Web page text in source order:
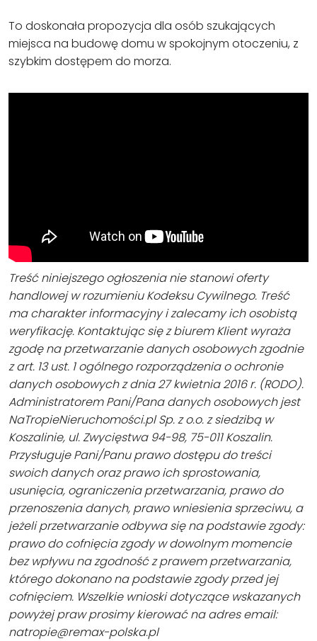
To doskonała propozycja dla osób szukających
miejsca na budowę domu w spokojnym otoczeniu, z
szybkim dostępem do morza.
Treść niniejszego ogłoszenia nie stanowi oferty
handlowej w rozumieniu Kodeksu Cywilnego. Treść
ma charakter informacyjny i zalecamy ich osobistą
weryfikację. Kontaktując się z biurem Klient wyraża
zgodę na przetwarzanie danych osobowych zgodnie
z art. 13 ust. 1 ogólnego rozporządzenia o ochronie
danych osobowych z dnia 27 kwietnia 2016 r. (RODO).
Administratorem Pani/Pana danych osobowych jest
NaTropieNieruchomości.pl Sp. z o.o. z siedzibą w
Koszalinie, ul. Zwycięstwa 94-98, 75-011 Koszalin.
Przysługuje Pani/Panu prawo dostępu do treści
swoich danych oraz prawo ich sprostowania,
usunięcia, ograniczenia przetwarzania, prawo do
przenoszenia danych, prawo wniesienia sprzeciwu, a
jeżeli przetwarzanie odbywa się na podstawie zgody:
prawo do cofnięcia zgody w dowolnym momencie
bez wpływu na zgodność z prawem przetwarzania,
którego dokonano na podstawie zgody przed jej
cofnięciem. Wszelkie wnioski dotyczące wskazanych
powyżej praw prosimy kierować na adres email:
natropie@remax-polska.pl